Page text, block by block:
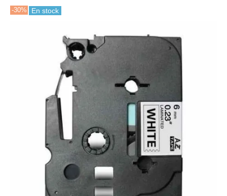
-30% En stock